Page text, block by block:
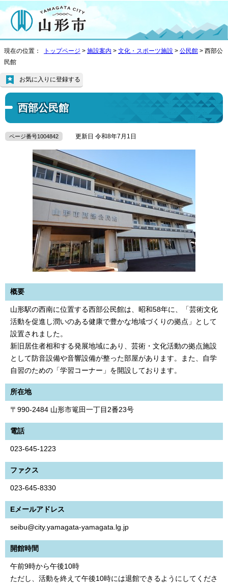
現在の位置： トップページ > 施設案内 > 文化・スポーツ施設 > 公民館 > 西部公
民館
西部公民館
お気に入りに登録する
ページ番号1004842 更新日 令和8年7月1日
概要
山形駅の西南に位置する西部公民館は、昭和58年に、「芸術文化
活動を促進し潤いのある健康で豊かな地域づくりの拠点」として
設置されました。
新旧居住者相和する発展地域にあり、芸術・文化活動の拠点施設
として防音設備や音響設備が整った部屋があります。また、自学
自習のための「学習コーナー」を開設しております。
所在地
〒990-2484 山形市篭田一丁目2番23号
電話
023-645-1223
ファクス
023-645-8330
Eメールアドレス
seibu@city.yamagata-yamagata.lg.jp
開館時間
午前9時から午後10時
ただし、活動を終えて午後10時には退館できるようにしてくださ